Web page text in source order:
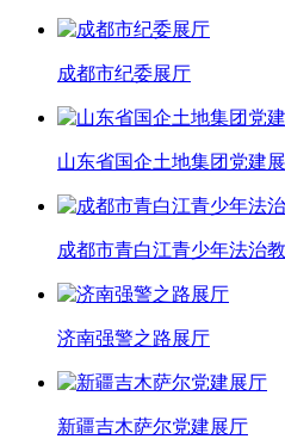
成都市纪委展厅
山东省国企土地集团党建
成都市青白江青少年法治
济南强警之路展厅
新疆吉木萨尔党建展厅